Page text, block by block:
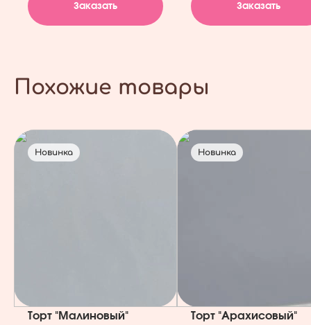
Заказать Заказать
Похожие товары
Новинка
Торт "Малиновый"
Новинка
Торт "Арахисовый"